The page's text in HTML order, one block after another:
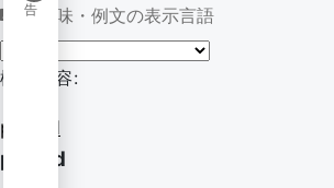
告意味・例文の表示言語
検索内容:
potted
potted